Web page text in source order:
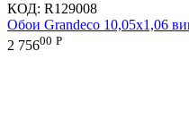
КОД: R129008
Обои Grandeco 10,05х1,06
2 75600 Р